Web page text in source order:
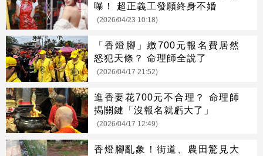
曝！ 超正義工發願終身不婚
(2026/04/23 10:18)
「香燈腳」繳700元報名費居然
怒犯天條？ 命理師全說了
(2026/04/17 21:52)
進香要花700元不合理？ 命理師
揭關鍵「沒報名就虧大了」
(2026/04/17 12:49)
香燈腳亂象！街道、農田驚見大